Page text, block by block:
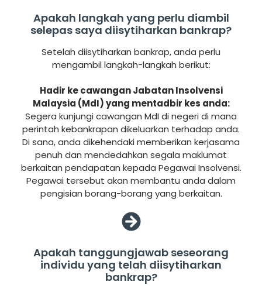
Apakah langkah yang perlu diambil
selepas saya diisytiharkan bankrap?
Setelah diisytiharkan bankrap, anda perlu
mengambil langkah-langkah berikut:
Hadir ke cawangan Jabatan Insolvensi
Malaysia (MdI) yang mentadbir kes anda:
Segera kunjungi cawangan MdI di negeri di mana
perintah kebankrapan dikeluarkan terhadap anda.
Di sana, anda dikehendaki memberikan kerjasama
penuh dan mendedahkan segala maklumat
berkaitan pendapatan kepada Pegawai Insolvensi.
Pegawai tersebut akan membantu anda dalam
pengisian borang-borang yang berkaitan.
Apakah tanggungjawab seseorang
individu yang telah diisytiharkan
bankrap?